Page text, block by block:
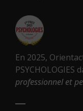
En 2025,
PSYCHOLOGIES
professionnel et